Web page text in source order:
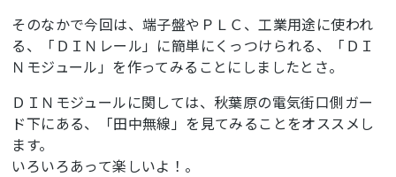
そのなかで今回は、端子盤やＰＬＣ、工業用途に使われ
る、「ＤＩＮレール」に簡単にくっつけられる、「ＤＩ
Ｎモジュール」を作ってみることにしましたとさ。
ＤＩＮモジュールに関しては、秋葉原の電気街口側ガー
ド下にある、「田中無線」を見てみることをオススメし
ます。
いろいろあって楽しいよ！。